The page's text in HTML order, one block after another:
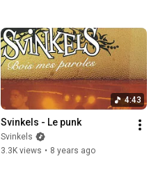
4:43
Svinkels - Le punk
Svinkels
3.3K views • 8 years ago